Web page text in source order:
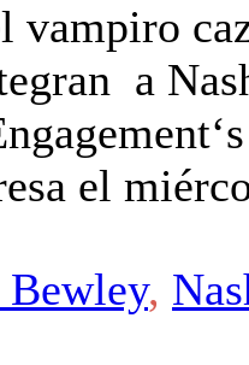
vampiro
a
el
,